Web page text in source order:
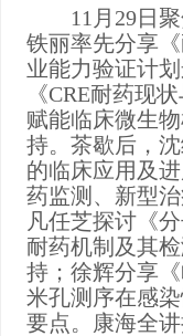
11月29日
铁丽率先分享
业能力验证计
《CRE耐药现
赋能临床微生
持。茶歇后，
的临床应用及
药监测、新型
凡任芝探讨《
耐药机制及其
持；徐辉分享
米孔测序在感
要点。康海全